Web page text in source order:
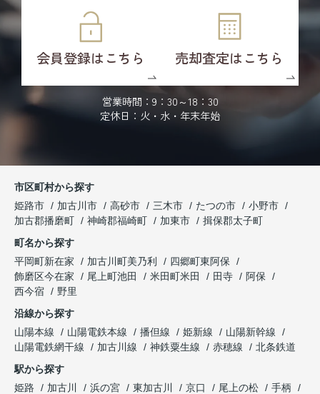
会員登録はこちら 売却査定はこちら
営業時間：9：30～18：30
定休日：火・水・年末年始
市区町村から探す
姫路市
加古川市 高砂市 三木市 たつの市
小野市
加古郡播磨町
神崎郡福崎町 加東市
揖保郡太子町
町名から探す
平岡町新在家
加古川町美乃利
四郷町東阿保
飾磨区今在家
尾上町池田 米田町米田 田寺
阿保
西今宿
野里
沿線から探す
山陽本線
山陽電鉄本線 播但線 姫新線
山陽新幹線
山陽電鉄網干線
加古川線 神鉄粟生線 赤穂線
北条鉄道
駅から探す
姫路
加古川 浜の宮 東加古川 京口 尾上の松
手柄